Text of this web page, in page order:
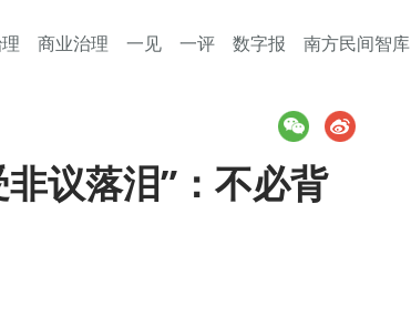
商业治理 一见 一评 数字报 南方民间智库
议落泪”：不必背